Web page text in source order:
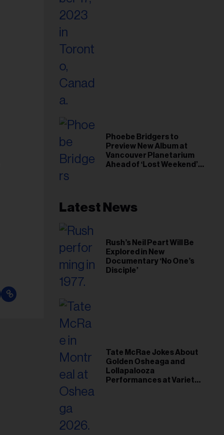
Phoebe Bridgers to
Preview New Album at
Vancouver Planetarium
Ahead of ‘Lost Weekend’
Latest News
Rush’s Neil Peart Will Be
Explored in New
Documentary ‘No One’s
Disciple’
Tate McRae Jokes About
Golden Osheaga and
Lollapalooza
Performances at Variety